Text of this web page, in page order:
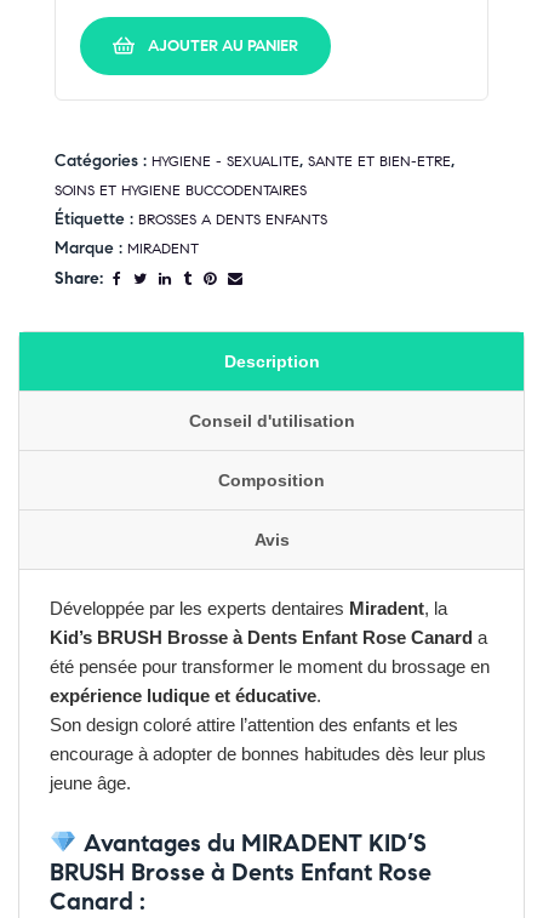
AJOUTER AU PANIER
Catégories : HYGIENE - SEXUALITE, SANTE ET BIEN-ETRE,
SOINS ET HYGIENE BUCCODENTAIRES
Étiquette : BROSSES A DENTS ENFANTS
Marque : MIRADENT
Share:
Description
Conseil d'utilisation
Composition
Avis
Développée par les experts dentaires Miradent, la
Kid’s BRUSH Brosse à Dents Enfant Rose Canard a
été pensée pour transformer le moment du brossage en
expérience ludique et éducative.
Son design coloré attire l’attention des enfants et les
encourage à adopter de bonnes habitudes dès leur plus
jeune âge.
Avantages du MIRADENT KID’S
BRUSH Brosse à Dents Enfant Rose
Canard :